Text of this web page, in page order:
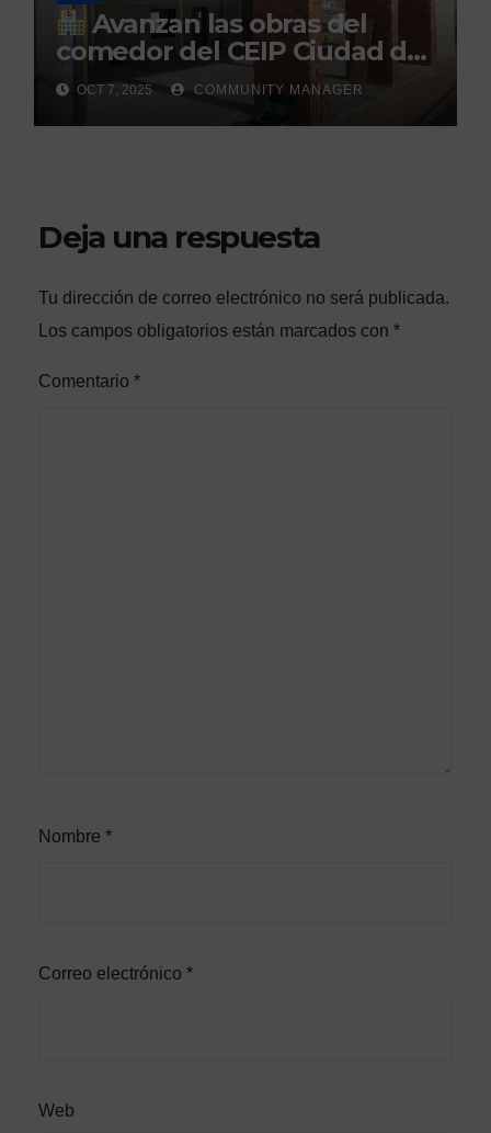
Avanzan las obras del
comedor del CEIP Ciudad del
Sol: su finalización está
prevista para finales de 2025
OCT 7, 2025 COMMUNITY MANAGER
Deja una respuesta
Tu dirección de correo electrónico no será publicada.
Los campos obligatorios están marcados con *
Comentario *
Nombre *
Correo electrónico *
Web